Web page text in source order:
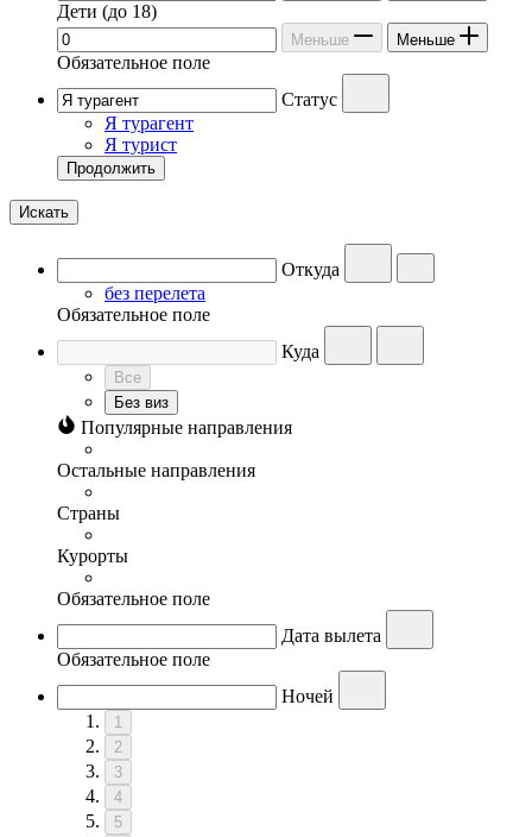
Дети (до 18)
Меньше Меньше
Обязательное поле
Статус
Я турагент
Я турист
Продолжить
Искать
Откуда
без перелета
Обязательное поле
Куда
Все
Без виз
Популярные направления
Остальные направления
Страны
Курорты
Обязательное поле
Дата вылета
Обязательное поле
Ночей
1
2
3
4
5